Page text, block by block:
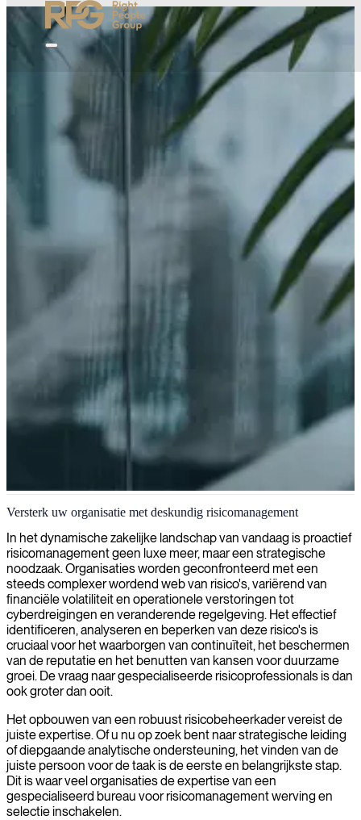
Risico- en compliancebeheer
Wij identificeren, evalueren en beperken risico's om uw
bedrijfsactiviteiten te beschermen en duurzame groei te garanderen
met onze deskundige risicomanagementdiensten.
Versterk uw organisatie met deskundig risicomanagement
In het dynamische zakelijke landschap van vandaag is proactief
risicomanagement geen luxe meer, maar een strategische
noodzaak. Organisaties worden geconfronteerd met een
steeds complexer wordend web van risico's, variërend van
financiële volatiliteit en operationele verstoringen tot
cyberdreigingen en veranderende regelgeving. Het effectief
identificeren, analyseren en beperken van deze risico's is
cruciaal voor het waarborgen van continuïteit, het beschermen
van de reputatie en het benutten van kansen voor duurzame
groei. De vraag naar gespecialiseerde risicoprofessionals is dan
ook groter dan ooit.
Het opbouwen van een robuust risicobeheerkader vereist de
juiste expertise. Of u nu op zoek bent naar strategische leiding
of diepgaande analytische ondersteuning, het vinden van de
juiste persoon voor de taak is de eerste en belangrijkste stap.
Dit is waar veel organisaties de expertise van een
gespecialiseerd bureau voor risicomanagement werving en
selectie inschakelen.